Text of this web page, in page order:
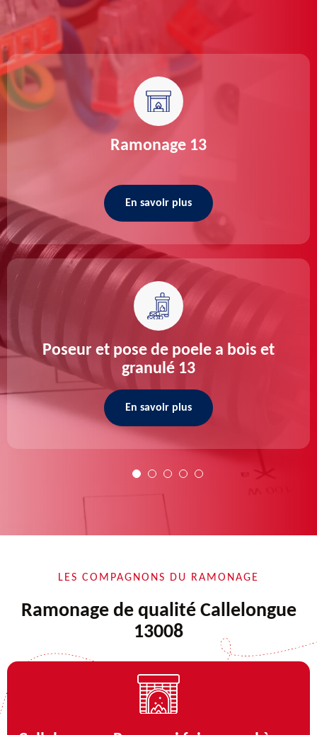
Ramonage 13
En savoir plus
Poseur et pose de poele a bois et
granulé 13
En savoir plus
LES COMPAGNONS DU RAMONAGE
Ramonage de qualité Callelongue
13008